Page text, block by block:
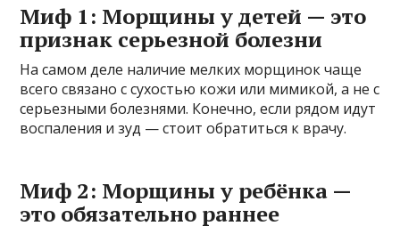
Миф 1: Морщины у детей — это
признак серьезной болезни
На самом деле наличие мелких морщинок чаще
всего связано с сухостью кожи или мимикой, а не с
серьезными болезнями. Конечно, если рядом идут
воспаления и зуд — стоит обратиться к врачу.
Миф 2: Морщины у ребёнка —
это обязательно раннее